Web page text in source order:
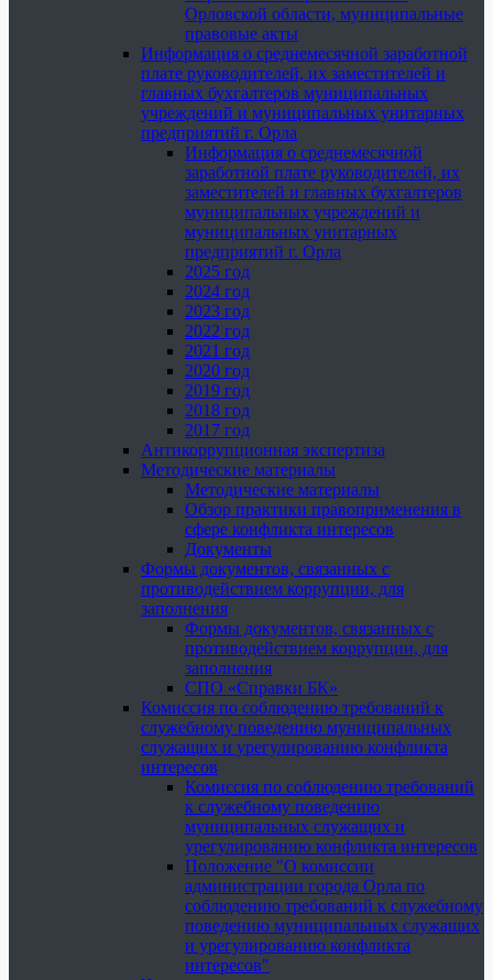
Орловской области, муниципальные
правовые акты
Информация о среднемесячной заработной
плате руководителей, их заместителей и
главных бухгалтеров муниципальных
учреждений и муниципальных унитарных
предприятий г. Орла
Информация о среднемесячной
заработной плате руководителей, их
заместителей и главных бухгалтеров
муниципальных учреждений и
муниципальных унитарных
предприятий г. Орла
2025 год
2024 год
2023 год
2022 год
2021 год
2020 год
2019 год
2018 год
2017 год
Антикоррупционная экспертиза
Методические материалы
Методические материалы
Обзор практики правоприменения в
сфере конфликта интересов
Документы
Формы документов, связанных с
противодействием коррупции, для
заполнения
Формы документов, связанных с
противодействием коррупции, для
заполнения
СПО «Справки БК»
Комиссия по соблюдению требований к
служебному поведению муниципальных
служащих и урегулированию конфликта
интересов
Комиссия по соблюдению требований
к служебному поведению
муниципальных служащих и
урегулированию конфликта интересов
Положение "О комиссии
администрации города Орла по
соблюдению требований к служебному
поведению муниципальных служащих
и урегулированию конфликта
интересов"